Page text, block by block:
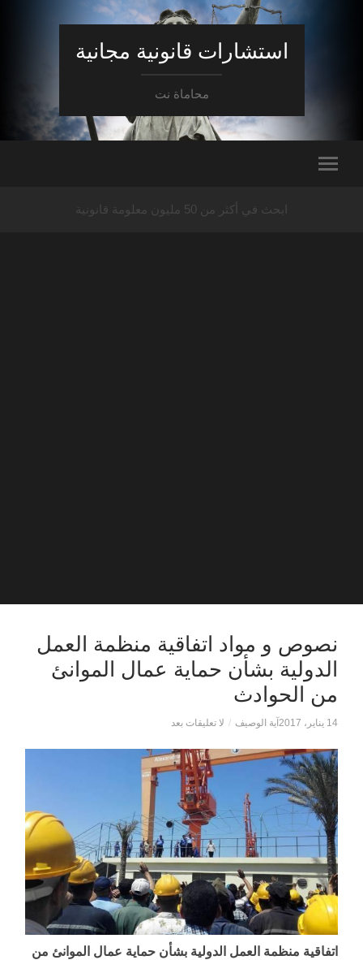
استشارات قانونية مجانية
محاماة نت
ابحث في أكثر من 50 مليون معلومة قانونية
نصوص و مواد اتفاقية منظمة العمل
الدولية بشأن حماية عمال الموانئ
من الحوادث
14 يناير، 2017 آية الوصيف / لا تعليقات بعد
اتفاقية منظمة العمل الدولية بشأن حماية عمال الموانئ من